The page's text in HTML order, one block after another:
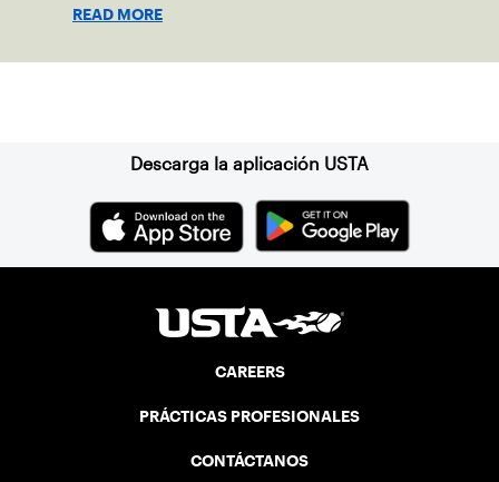
spectators.
READ MORE
Descarga la aplicación USTA
CAREERS
PRÁCTICAS PROFESIONALES
CONTÁCTANOS